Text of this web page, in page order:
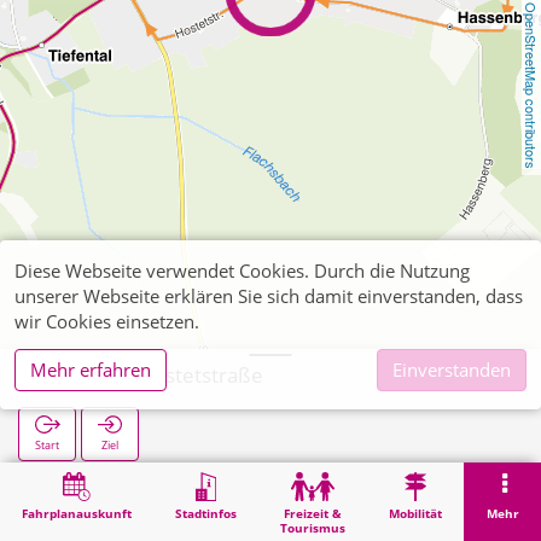
OpenStreetMap contributors
Fahrplanauskunft Stadtinfos
Freizeit &
Tourismus
Mobilität Mehr
Büsbach Hostetstraße
Start Ziel
Suche Büsbach Hostetstraße
Diese Webseite verwendet Cookies. Durch die Nutzung
unserer Webseite erklären Sie sich damit einverstanden, dass
wir Cookies einsetzen.
Mehr erfahren
Einverstanden